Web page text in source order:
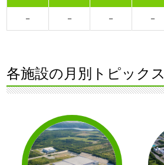
各施設の月別トピックス